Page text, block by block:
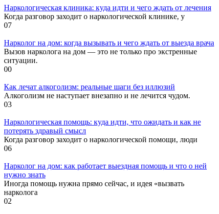
Наркологическая клиника: куда идти и чего ждать от лечения
Когда разговор заходит о наркологической клинике, у
07
Нарколог на дом: когда вызывать и чего ждать от выезда врача
Вызов нарколога на дом — это не только про экстренные
ситуации.
00
Как лечат алкоголизм: реальные шаги без иллюзий
Алкоголизм не наступает внезапно и не лечится чудом.
03
Наркологическая помощь: куда идти, что ожидать и как не
потерять здравый смысл
Когда разговор заходит о наркологической помощи, люди
06
Нарколог на дом: как работает выездная помощь и что о ней
нужно знать
Иногда помощь нужна прямо сейчас, и идея «вызвать
нарколога
02